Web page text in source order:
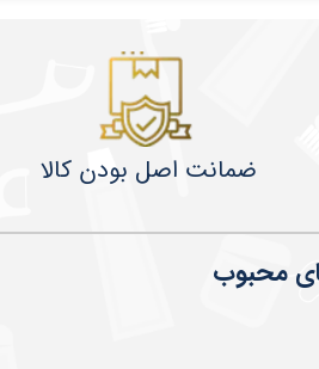
محبوب
ضمانت اصل بودن کالا